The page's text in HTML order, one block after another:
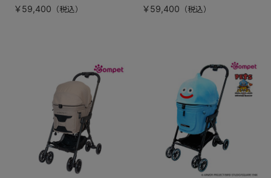
ラーが登場！
￥59,400
ラーが登場！
￥59,400